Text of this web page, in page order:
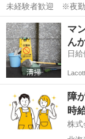
未経験者歓迎 ※夜勤
翌朝10時 （土日祝
も、キレイなグルー
り覚えて...
大阪 寝屋川市
マ
ん
障
時
株